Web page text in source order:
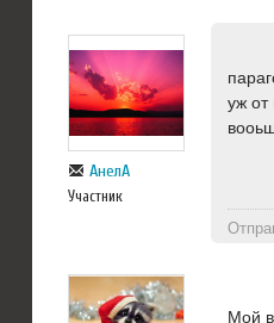
АнелА
Участник
уж от
Мой